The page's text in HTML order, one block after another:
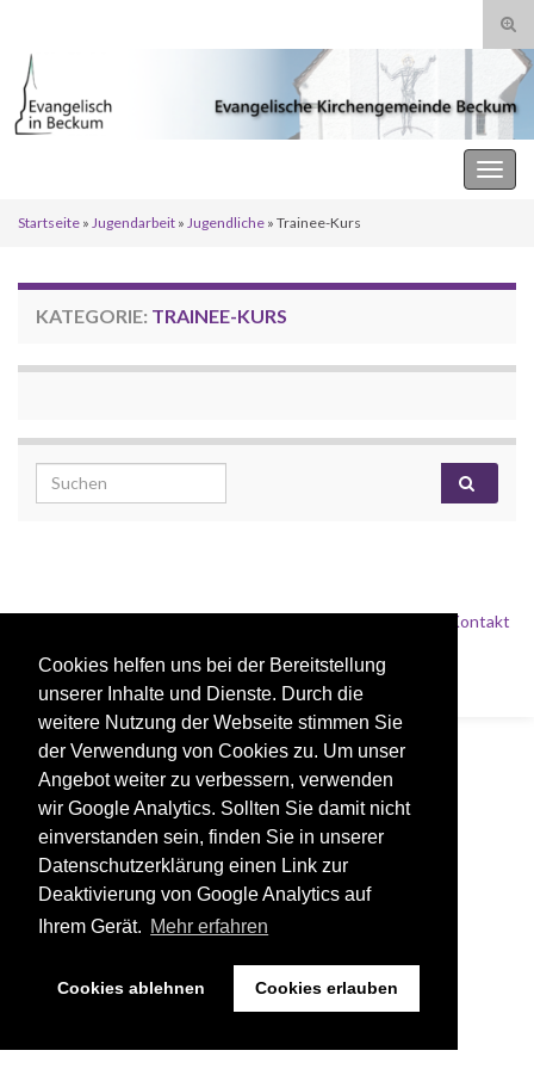
Cookies helfen uns bei der Bereitstellung
unserer Inhalte und Dienste. Durch die
weitere Nutzung der Webseite stimmen Sie
der Verwendung von Cookies zu. Um unser
Angebot weiter zu verbessern, verwenden
wir Google Analytics. Sollten Sie damit nicht
einverstanden sein, finden Sie in unserer
Datenschutzerklärung einen Link zur
Deaktivierung von Google Analytics auf
Ihrem Gerät. Mehr erfahren
Cookies ablehnen Cookies erlauben
Startseite » Jugendarbeit » Jugendliche » Trainee-Kurs
KATEGORIE: TRAINEE-KURS
Search for:
Kontakt
© 2026 Evangelische Kirchengemeinde Beckum.
Gemacht mit
vonGraphene Themes.